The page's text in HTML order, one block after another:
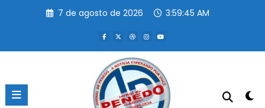
7 de agosto de 2026 3:59:45 AM